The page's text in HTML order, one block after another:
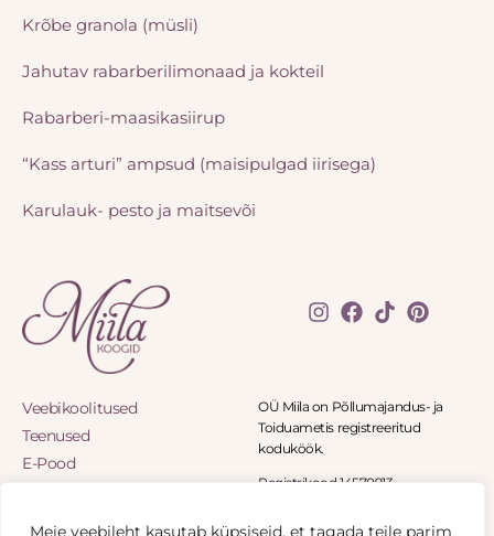
Meie veebileht kasutab küpsiseid, et tagada teile parim
Krõbe granola (müsli)
Jahutav rabarberilimonaad ja kokteil
Rabarberi-maasikasiirup
“Kass arturi” ampsud (maisipulgad iirisega)
Karulauk- pesto ja maitsevõi
Veebikoolitused
Teenused
E-Pood
OÜ Miila on Põllumajandus- ja
Toiduametis registreeritud
koduköök.
Registrikood 14570913
Haapsalu